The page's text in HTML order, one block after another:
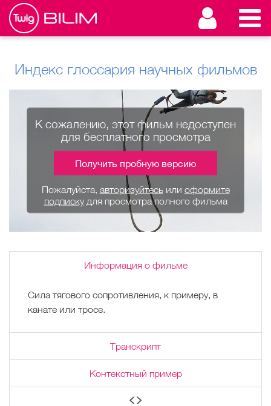
Индекс глоссария научных фильмов
К сожалению, этот фильм недоступен
для бесплатного просмотра
Получить пробную версию
Пожалуйста, авторизуйтесьили оформите
подпискудля просмотра полного фильма
Информация о фильме
Сила тягового сопротивления, к примеру, в
канате или тросе.
Транскрипт
Контекстный пример